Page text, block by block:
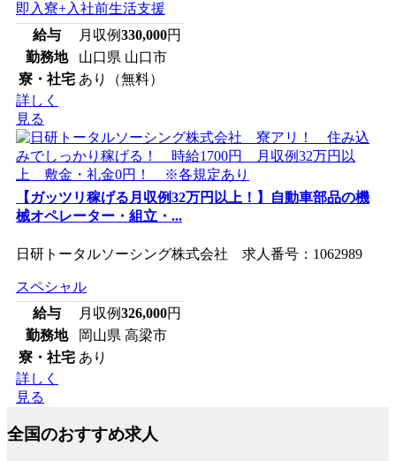
即入寮+入社前生活支援
給与
月収例330,000円
勤務地
山口県 山口市
寮・社宅 あり（無料）
詳しく
見る
【ガッツリ稼げる月収例32万円以上！】自動車部品の機
械オペレーター・組立・...
日研トータルソーシング株式会社 求人番号：1062989
スペシャル
給与
月収例326,000円
勤務地
岡山県 高梁市
寮・社宅 あり
詳しく
見る
全国のおすすめ求人